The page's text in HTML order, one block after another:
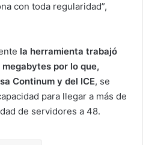
con toda regularidad”,
la herramienta trabajó
por lo que,
Continum y del ICE, se
para llegar a más de
de servidores a 48.